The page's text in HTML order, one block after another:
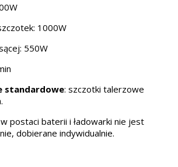
1000W
550W
standardowe: szczotki talerzowe
postaci baterii i ładowarki nie jest
dobierane indywidualnie.